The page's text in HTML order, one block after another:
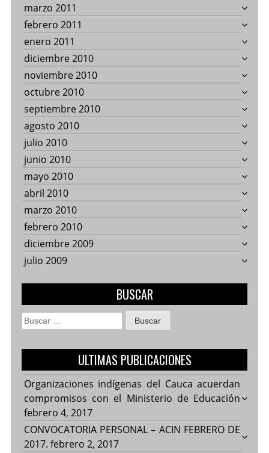
marzo 2011
febrero 2011
enero 2011
diciembre 2010
noviembre 2010
octubre 2010
septiembre 2010
agosto 2010
julio 2010
junio 2010
mayo 2010
abril 2010
marzo 2010
febrero 2010
diciembre 2009
julio 2009
BUSCAR
Buscar:
ULTIMAS PUBLICACIONES
Organizaciones indígenas del Cauca acuerdan
compromisos con el Ministerio de Educación
febrero 4, 2017
CONVOCATORIA PERSONAL – ACIN FEBRERO DE
2017. febrero 2, 2017